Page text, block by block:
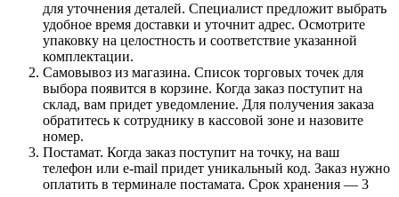
для уточнения деталей. Специалист предложит выбрать
удобное время доставки и уточнит адрес. Осмотрите
упаковку на целостность и соответствие указанной
комплектации.
Самовывоз из магазина. Список торговых точек для
выбора появится в корзине. Когда заказ поступит на
склад, вам придет уведомление. Для получения заказа
обратитесь к сотруднику в кассовой зоне и назовите
номер.
Постамат. Когда заказ поступит на точку, на ваш
телефон или e-mail придет уникальный код. Заказ нужно
оплатить в терминале постамата. Срок хранения — 3